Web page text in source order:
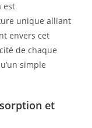
est
unique alliant
envers cet
de chaque
simple
et